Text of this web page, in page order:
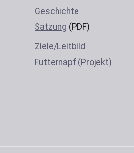
Geschichte
Satzung (PDF)
Ziele/Leitbild
Futternapf (Projekt)